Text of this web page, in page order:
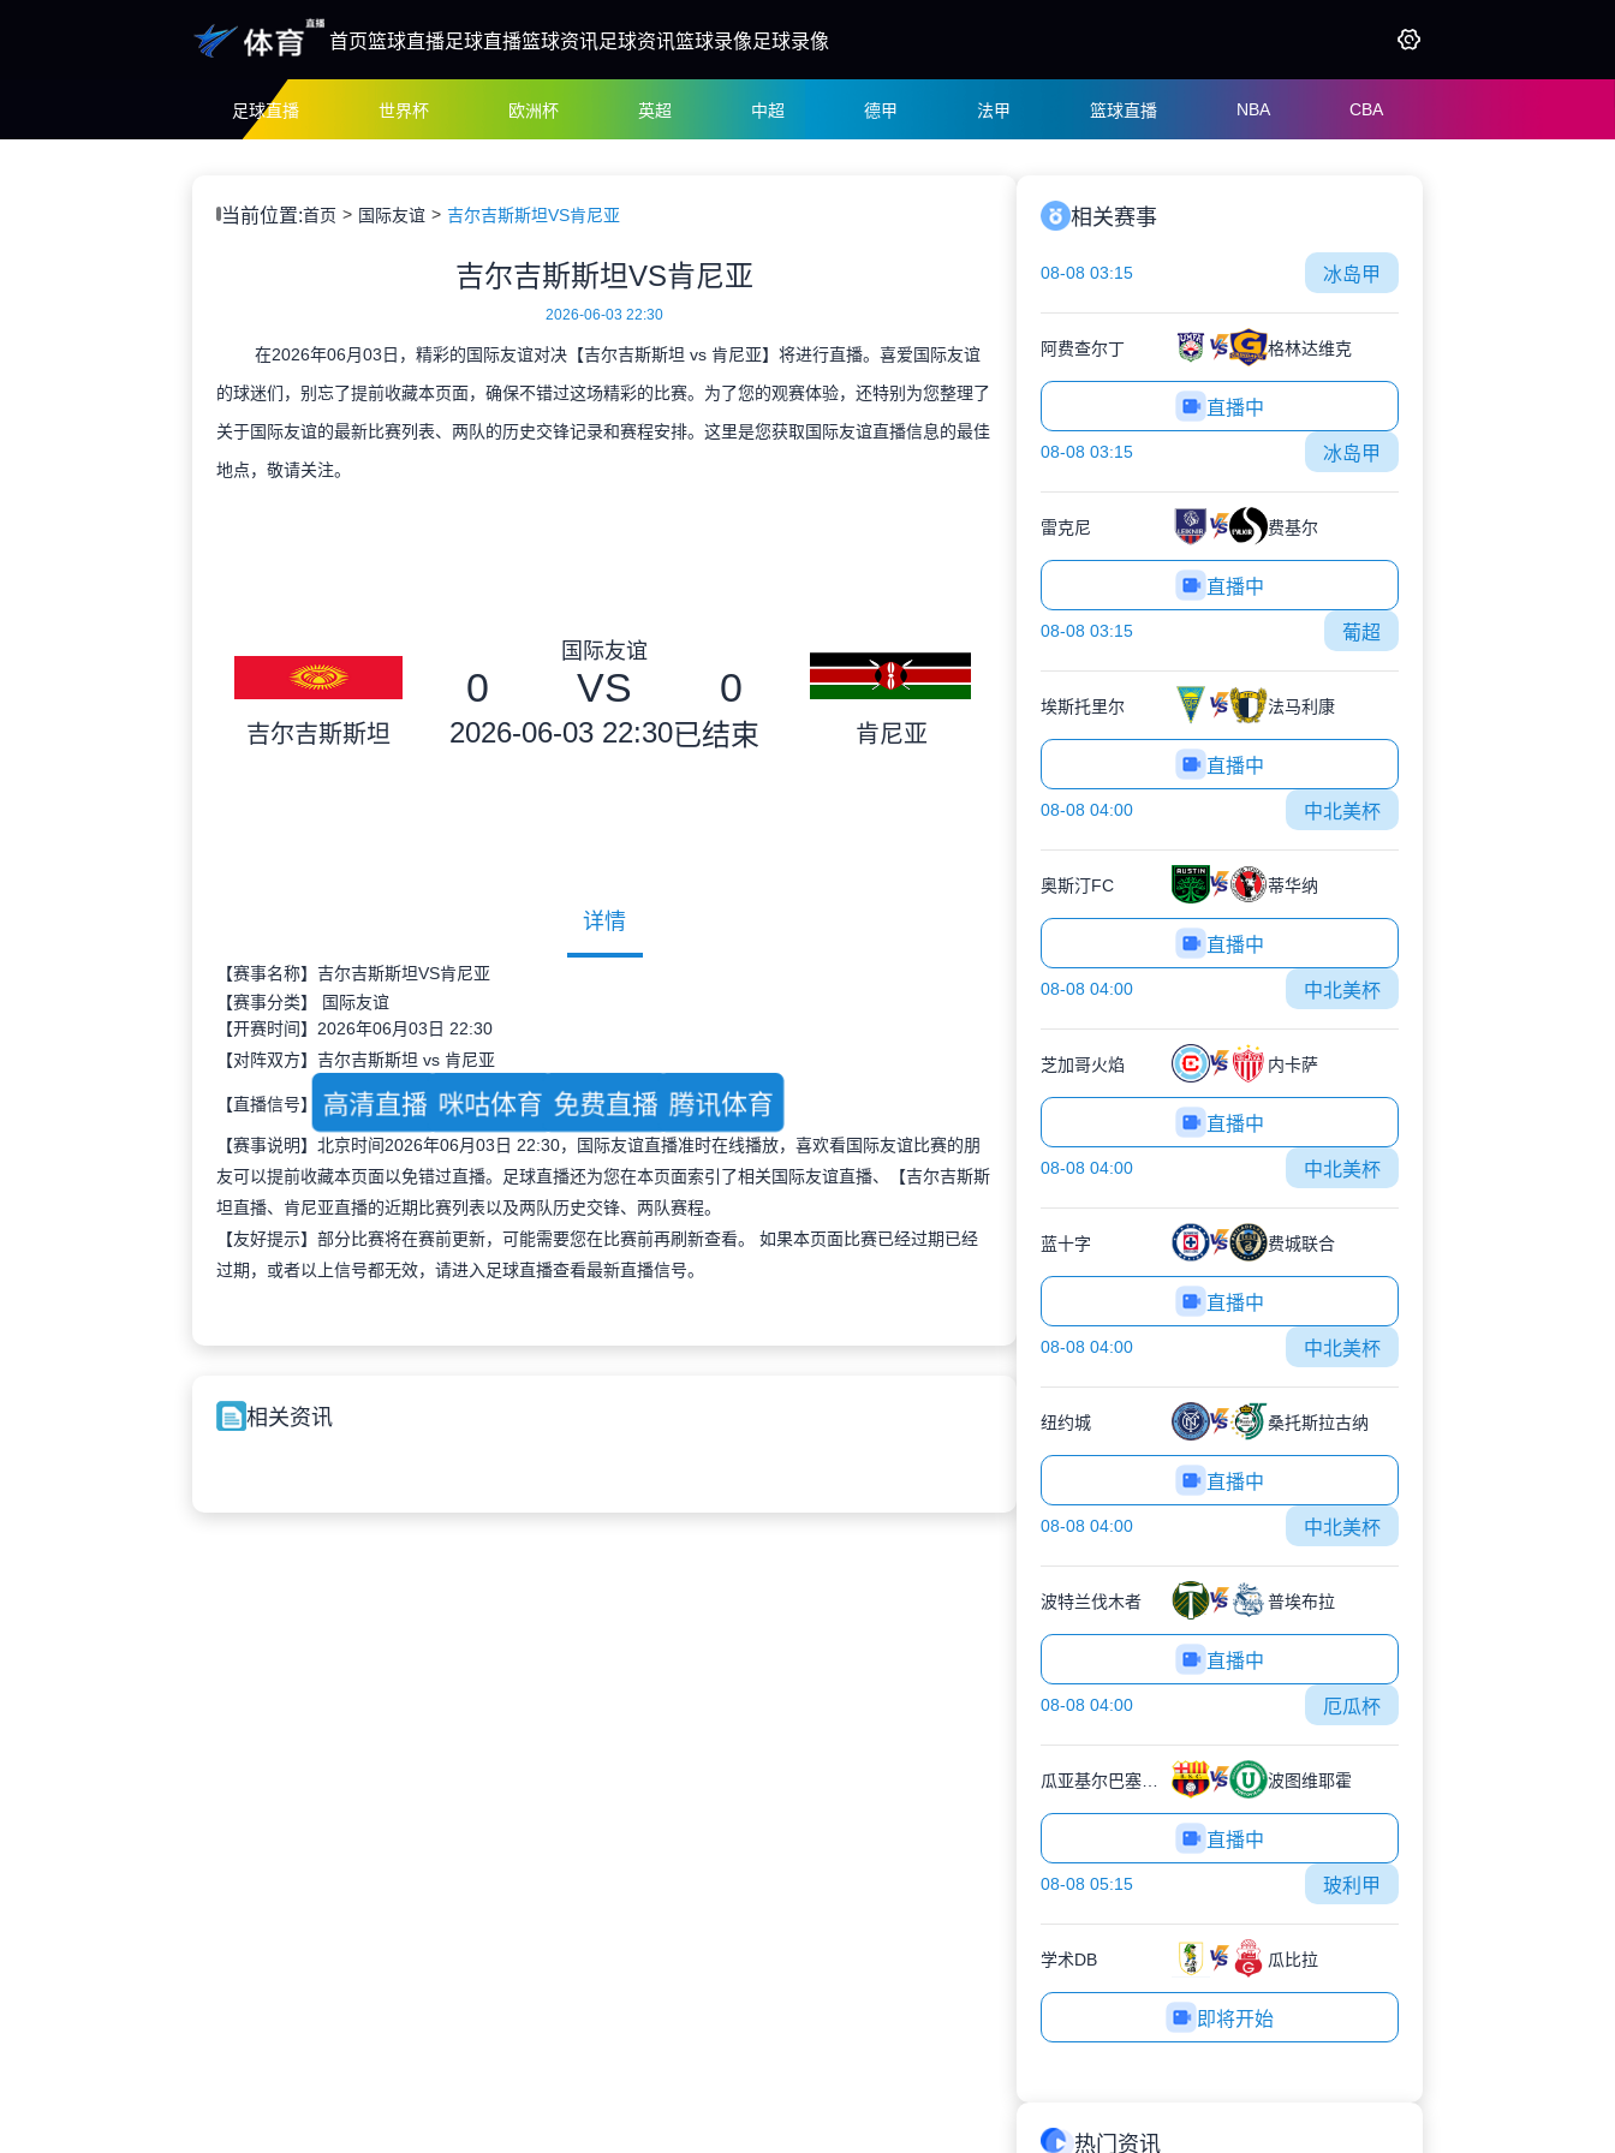
首页篮球直播足球直播篮球资讯足球资讯篮球录像足球录像
足球直播 世界杯 欧洲杯 英超 中超 德甲 法甲 篮球直播 NBA CBA
当前位置:首页 国际友谊 吉尔吉斯斯坦VS肯尼亚
吉尔吉斯斯坦VS肯尼亚
2026-06-03 22:30
在2026年06月03日，精彩的国际友谊对决【吉尔吉斯斯坦 vs 肯尼亚】将进行直播。喜爱国际友谊
的球迷们，别忘了提前收藏本页面，确保不错过这场精彩的比赛。为了您的观赛体验，还特别为您整理了
关于国际友谊的最新比赛列表、两队的历史交锋记录和赛程安排。这里是您获取国际友谊直播信息的最佳
地点，敬请关注。
吉尔吉斯斯坦
国际友谊
0 VS 0
2026-06-03 22:30已结束 肯尼亚
详情
【赛事名称】吉尔吉斯斯坦VS肯尼亚
【赛事分类】
国际友谊
【开赛时间】2026年06月03日 22:30
【对阵双方】吉尔吉斯斯坦 vs 肯尼亚
【直播信号】 高清直播 咪咕体育 免费直播 腾讯体育
【赛事说明】北京时间2026年06月03日 22:30，国际友谊直播准时在线播放，喜欢看国际友谊比赛的朋
友可以提前收藏本页面以免错过直播。足球直播还为您在本页面索引了相关国际友谊直播、【吉尔吉斯斯
坦直播、肯尼亚直播的近期比赛列表以及两队历史交锋、两队赛程。
【友好提示】部分比赛将在赛前更新，可能需要您在比赛前再刷新查看。 如果本页面比赛已经过期已经
过期，或者以上信号都无效，请进入足球直播查看最新直播信号。
相关资讯
相关赛事
08-08 03:15 冰岛甲
阿费查尔丁 格林达维克
直播中
08-08 03:15 冰岛甲
雷克尼 费基尔
直播中
08-08 03:15 葡超
埃斯托里尔 法马利康
直播中
08-08 04:00 中北美杯
奥斯汀FC 蒂华纳
直播中
08-08 04:00 中北美杯
芝加哥火焰 内卡萨
直播中
08-08 04:00 中北美杯
蓝十字 费城联合
直播中
08-08 04:00 中北美杯
纽约城 桑托斯拉古纳
直播中
08-08 04:00 中北美杯
波特兰伐木者 普埃布拉
直播中
08-08 04:00 厄瓜杯
波图维耶霍
直播中
08-08 05:15 玻利甲
学术DB 瓜比拉
即将开始
热门资讯